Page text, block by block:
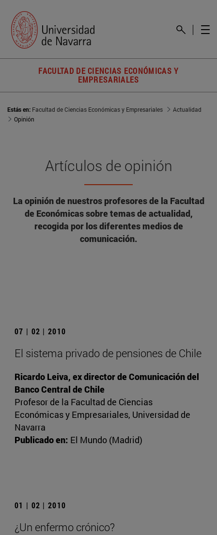
FACULTAD DE CIENCIAS ECONÓMICAS Y
EMPRESARIALES
Estás en: Facultad de Ciencias Económicas y Empresariales
Actualidad
Opinión
Artículos de opinión
La opinión de nuestros profesores de la Facultad
de Económicas sobre temas de actualidad,
recogida por los diferentes medios de
comunicación.
07 | 02 | 2010
El sistema privado de pensiones de Chile
Ricardo Leiva, ex director de Comunicación del
Banco Central de Chile
Profesor de la Facultad de Ciencias
Económicas y Empresariales, Universidad de
Navarra
Publicado en: El Mundo (Madrid)
01 | 02 | 2010
¿Un enfermo crónico?